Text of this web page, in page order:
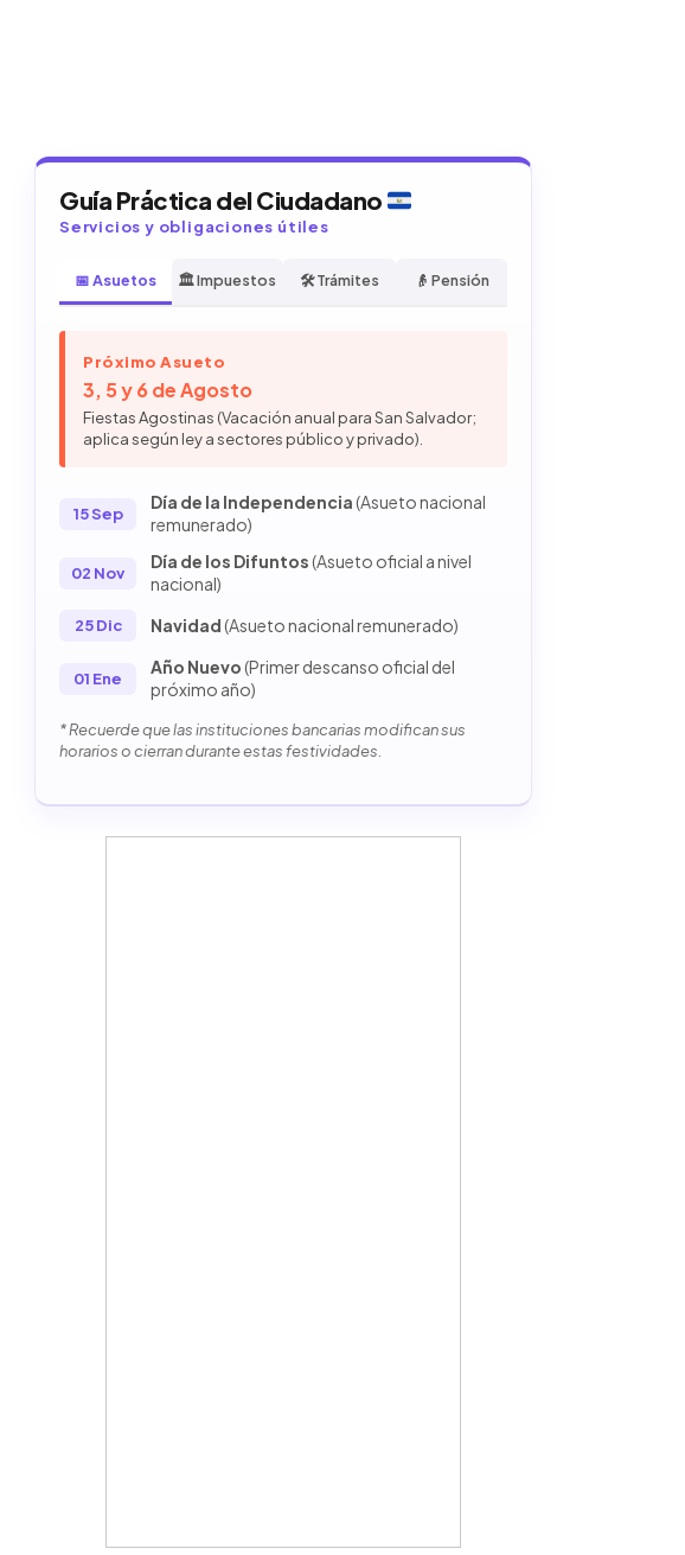
Guía Práctica del Ciudadano
Servicios y obligaciones útiles
📅 Asuetos 🏛️ Impuestos 🛠️ Trámites 👴 Pensión
Próximo Asueto
3, 5 y 6 de Agosto
Fiestas Agostinas (Vacación anual para San Salvador;
aplica según ley a sectores público y privado).
15 Sep
Día de la Independencia(Asueto nacional
remunerado)
02 Nov
Día de los Difuntos(Asueto oficial a nivel
nacional)
25 Dic Navidad(Asueto nacional remunerado)
01 Ene
Año Nuevo(Primer descanso oficial del
próximo año)
* Recuerde que las instituciones bancarias modifican sus
horarios o cierran durante estas festividades.